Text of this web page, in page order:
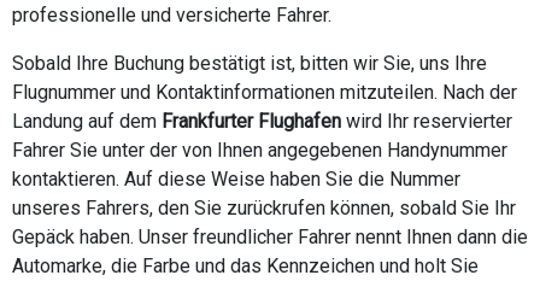
professionelle und versicherte Fahrer.
Sobald Ihre Buchung bestätigt ist, bitten wir Sie, uns Ihre
Flugnummer und Kontaktinformationen mitzuteilen. Nach der
Landung auf dem Frankfurter Flughafen wird Ihr reservierter
Fahrer Sie unter der von Ihnen angegebenen Handynummer
kontaktieren. Auf diese Weise haben Sie die Nummer
unseres Fahrers, den Sie zurückrufen können, sobald Sie Ihr
Gepäck haben. Unser freundlicher Fahrer nennt Ihnen dann die
Automarke, die Farbe und das Kennzeichen und holt Sie